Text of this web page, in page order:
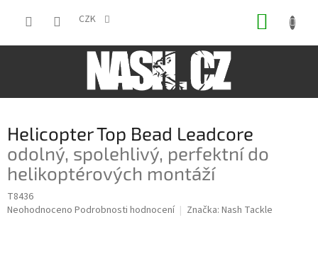
CZK
Helicopter Top Bead Leadcore
odolný, spolehlivý, perfektní do
helikoptérových montáží
T8436
Průměrné
Neohodnoceno Podrobnosti hodnocení Značka: Nash Tackle